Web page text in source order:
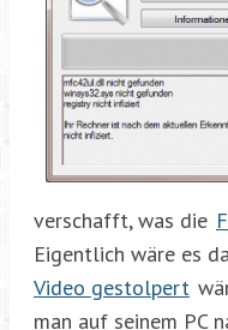
verschafft, was die
Eigentlich wäre es
Video gestolpert
man auf seinem PC